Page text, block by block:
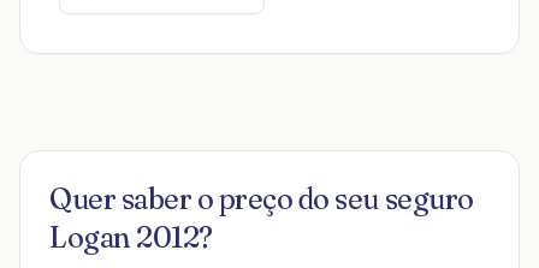
Quer saber o preço do seu seguro
Logan 2012?